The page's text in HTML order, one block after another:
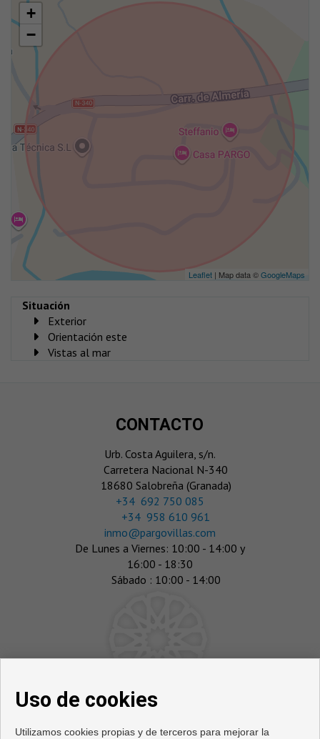
+
−
Leaflet | Map data ©GoogleMaps
Situación
Exterior
Orientación este
Vistas al mar
CONTACTO
Urb. Costa Aguilera, s/n.
Carretera Nacional N-340
18680 Salobreña (Granada)
‎+34 692 750 085
+34 958 610 961
inmo@pargovillas.com
De Lunes a Viernes: 10:00 - 14:00 y
16:00 - 18:30
Sábado : 10:00 - 14:00
Uso de cookies
Utilizamos cookies propias y de terceros para mejorar la